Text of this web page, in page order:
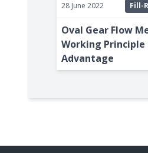
28 June 2022 Fill-
Oval Gear Flow
Working Principle
Advantage